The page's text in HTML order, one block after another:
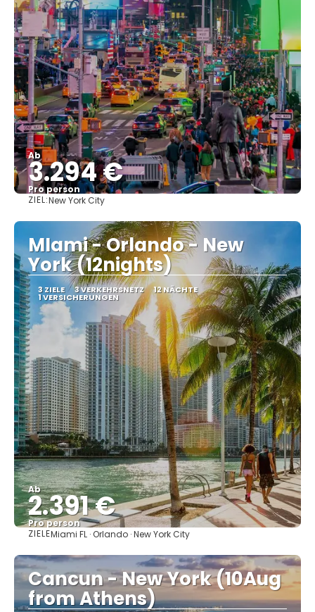
Ab
3.294 €
Pro person
ZIEL:New York City
MIami - Orlando - New
York (12nights)
3 ZIELE 3 VERKEHRSNETZ 12 NÄCHTE
1 VERSICHERUNGEN
Ab
2.391 €
Pro person
Sehen
ZIELEMiami FL · Orlando · New York City
Cancun - New York (10Aug
from Athens)